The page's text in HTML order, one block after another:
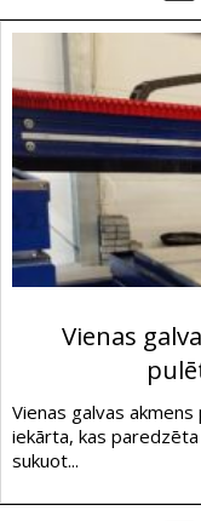
Vienas
Vienas galvas
iekārta, kas
sukuot...